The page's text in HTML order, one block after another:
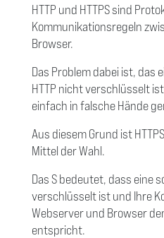
HTTP und HTTPS sind
Kommunikationsregeln
Browser.
Das Problem dabei ist, das
HTTP nicht verschlüsselt
einfach in falsche Hände
Aus diesem Grund ist
Mittel der Wahl.
Das S bedeutet, dass eine
verschlüsselt ist und Ihre
Webserver und Browser
entspricht.